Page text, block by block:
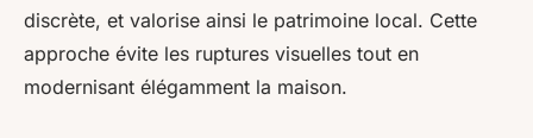
discrète, et valorise ainsi le patrimoine local. Cette
approche évite les ruptures visuelles tout en
modernisant élégamment la maison.